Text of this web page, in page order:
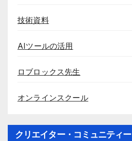
技術資料
AIツールの活用
ロブロックス先生
オンラインスクール
クリエイター・コミュニティー